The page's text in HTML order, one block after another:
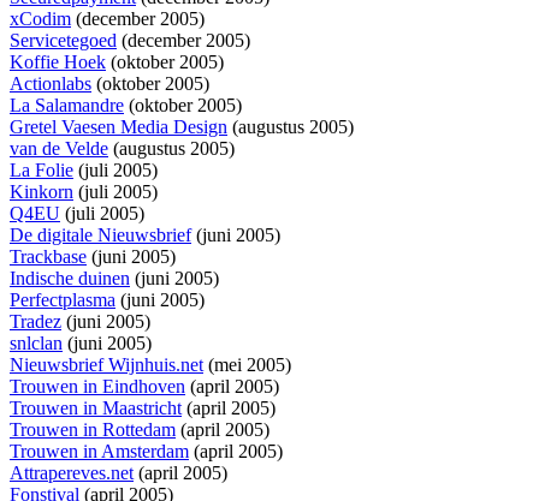
xCodim (december 2005)
Servicetegoed (december 2005)
Koffie Hoek (oktober 2005)
Actionlabs (oktober 2005)
La Salamandre (oktober 2005)
Gretel Vaesen Media Design (augustus 2005)
van de Velde (augustus 2005)
La Folie (juli 2005)
Kinkorn (juli 2005)
Q4EU (juli 2005)
De digitale Nieuwsbrief(juni 2005)
Trackbase (juni 2005)
Indische duinen (juni 2005)
Perfectplasma (juni 2005)
Tradez (juni 2005)
snlclan (juni 2005)
Nieuwsbrief Wijnhuis.net(mei 2005)
Trouwen in Eindhoven (april 2005)
Trouwen in Maastricht(april 2005)
Trouwen in Rottedam (april 2005)
Trouwen in Amsterdam (april 2005)
Attrapereves.net(april 2005)
Fonstival (april 2005)